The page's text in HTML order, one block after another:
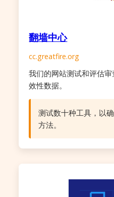
翻墙中心
cc.greatfire.org
我们的网站测试和评估
效性数据。
测试数十种工具，以
方法。